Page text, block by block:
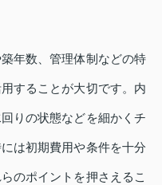
年数、管理体制などの特
することが大切です。内
りの状態などを細かくチ
は初期費用や条件を十分
のポイントを押さえるこ